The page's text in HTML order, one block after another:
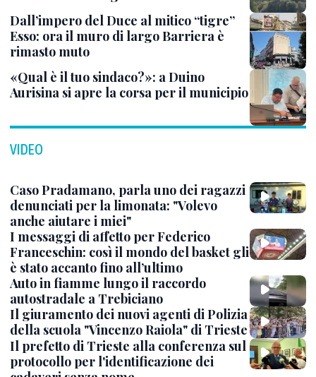
Dall’impero del Duce al mitico “tigre”
Esso: ora il muro di largo Barriera è
rimasto muto
«Qual è il tuo sindaco?»: a Duino
Aurisina si apre la corsa per il municipio
VIDEO
Caso Pradamano, parla uno dei ragazzi
denunciati per la limonata: "Volevo
anche aiutare i miei"
I messaggi di affetto per Federico
Franceschin: così il mondo del basket gli
è stato accanto fino all’ultimo
Auto in fiamme lungo il raccordo
autostradale a Trebiciano
Il giuramento dei nuovi agenti di Polizia
della scuola "Vincenzo Raiola" di Trieste
Il prefetto di Trieste alla conferenza sul
protocollo per l'identificazione dei